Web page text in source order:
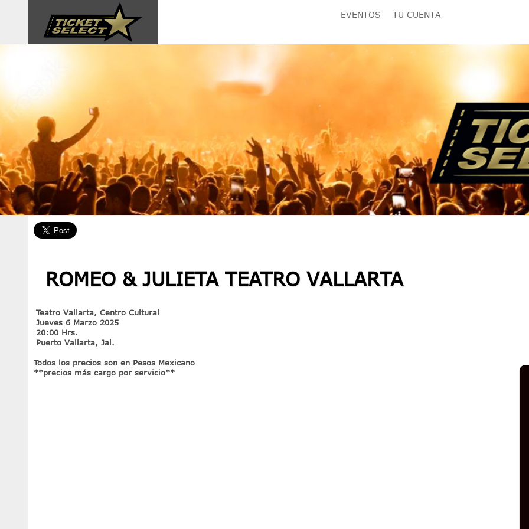
EVENTOS TU CUENTA
ROMEO & JULIETA TEATRO VALLARTA
Teatro Vallarta, Centro Cultural
Jueves 6 Marzo 2025
20:00 Hrs.
Puerto Vallarta, Jal.
Todos los precios son en Pesos Mexicano
**precios más cargo por servicio**